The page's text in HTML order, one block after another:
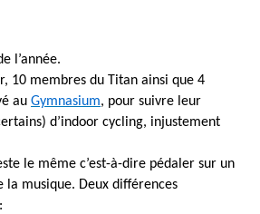
l’année.
10 membres du Titan ainsi que 4
au Gymnasium, pour suivre leur
d’indoor cycling, injustement
le même c’est-à-dire pédaler sur un
la musique. Deux différences